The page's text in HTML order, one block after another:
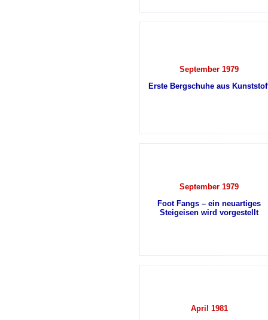
September 1979
Erste Bergschuhe aus
September 1979
Foot Fangs – ein neuartiges
Steigeisen wird vorgestellt
April 1981